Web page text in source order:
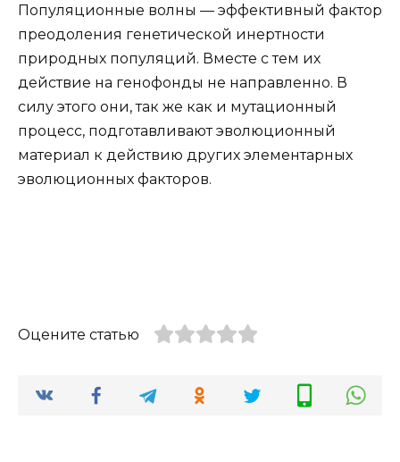
Популяционные волны — эффективный фактор
преодоления генетической инертности
природных популяций. Вместе с тем их
действие на генофонды не направленно. В
силу этого они, так же как и мутационный
процесс, подготавливают эволюционный
материал к действию других элементарных
эволюционных факторов.
Оцените статью